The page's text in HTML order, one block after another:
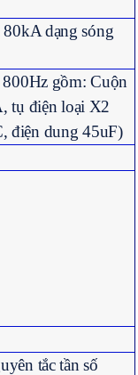
80kA dạng sóng
gồm: Cuộn
tụ điện loại X2
điện dung 45uF)
tắc tần số